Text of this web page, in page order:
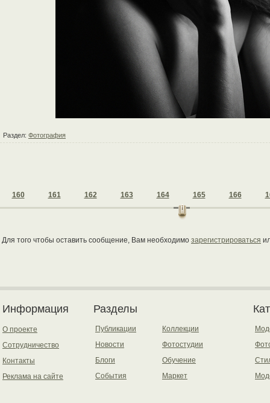
Раздел: Фотография
160 161 162 163 164 165 166
Для того чтобы оставить сообщение, Вам необходимо зарегистрироваться
Информация
О проекте
Сотрудничество
Контакты
Реклама на сайте
Разделы
Публикации
Новости
Блоги
События
Коллекции
Фотостудии
Обучение
Маркет